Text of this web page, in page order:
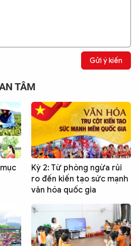
Gửi ý kiến
TÂM
Kỳ 2: Từ phòng ngừa rủi
ro đến kiến tạo sức mạnh
văn hóa quốc gia